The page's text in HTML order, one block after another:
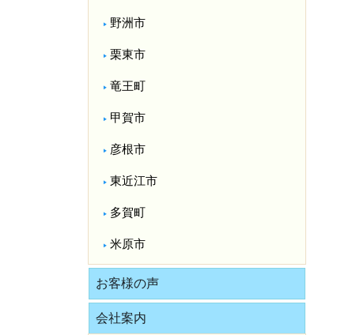
野洲市
栗東市
竜王町
甲賀市
彦根市
東近江市
多賀町
米原市
お客様の声
会社案内